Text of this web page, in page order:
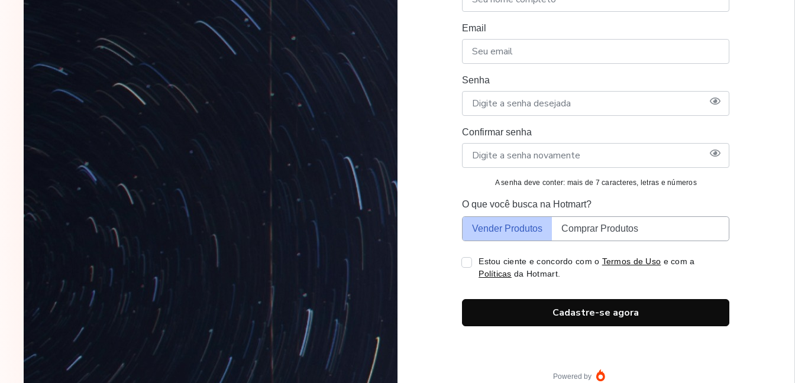
Email
Senha
Confirmar senha
A senha deve conter: mais de 7 caracteres, letras e números
O que você busca na Hotmart?
Vender Produtos Comprar Produtos
Estou ciente e concordo com o Termos de Uso e com a
Políticas da Hotmart.
Cadastre-se agora
Powered by